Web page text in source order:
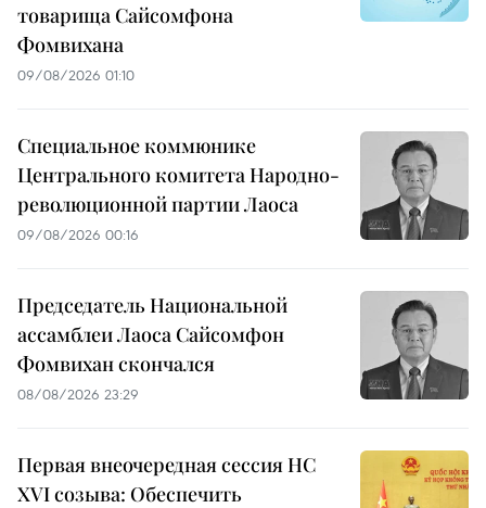
товарища Сайсомфона
Фомвихана
09/08/2026 01:10
Специальное коммюнике
Центрального комитета Народно-
революционной партии Лаоса
09/08/2026 00:16
Председатель Национальной
ассамблеи Лаоса Сайсомфон
Фомвихан скончался
08/08/2026 23:29
Первая внеочередная сессия НС
XVI созыва: Обеспечить